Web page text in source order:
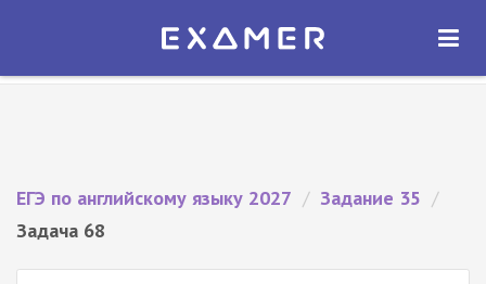
Экзамер — ЕГЭ 2027
ОТКРЫТЬ
ЕГЭ по английскому языку 2027 / Задание 35 /
Задача 68